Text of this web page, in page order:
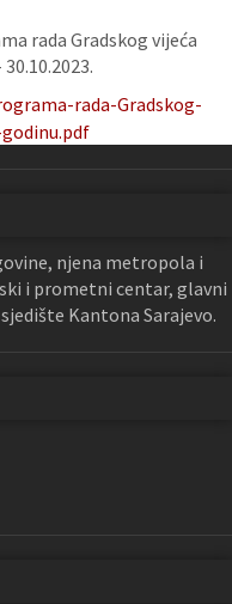
rada Gradskog vijeća
rada-Gradskog-
njena metropola i
i prometni centar, glavni
Kantona Sarajevo.